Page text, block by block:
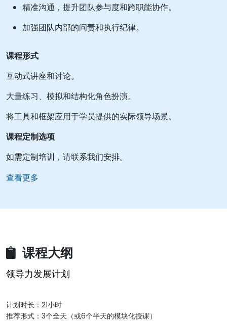
精准沟通，提升团队参与度和跨职能协作。
加强团队内部的问责和执行纪律。
课程形式
互动式讲座和讨论。
大量练习、模拟和结构化角色扮演。
将工具和框架应用于学员提供的实际领导场景。
课程定制选项
如需定制培训，请联系我们安排。
查看更多
课程大纲
领导力发展计划
计划时长：21小时
推荐形式：3个全天（或6个半天的模块化授课）